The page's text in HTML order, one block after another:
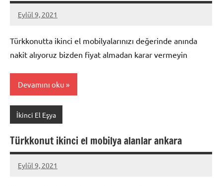
Eylül 9, 2021
Mustafa
Türkkonutta ikinci el mobilyalarınızı değerinde anında
nakit alıyoruz bizden fiyat almadan karar vermeyin
Devamını oku
İkinci El Eşya
Türkkonut ikinci el mobilya alanlar ankara
Eylül 9, 2021
Mustafa